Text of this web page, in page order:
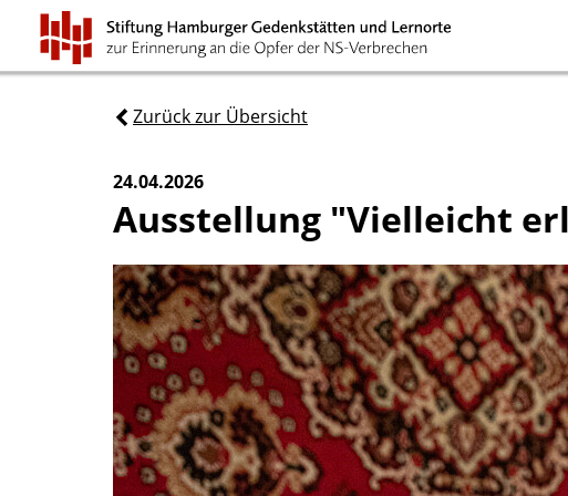
Zurück zur Übersicht
24.04.2026
Ausstellung "Vielleicht